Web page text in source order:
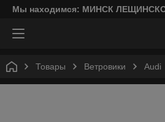
Мы находимся: МИНСК
Товары Ветровики Audi